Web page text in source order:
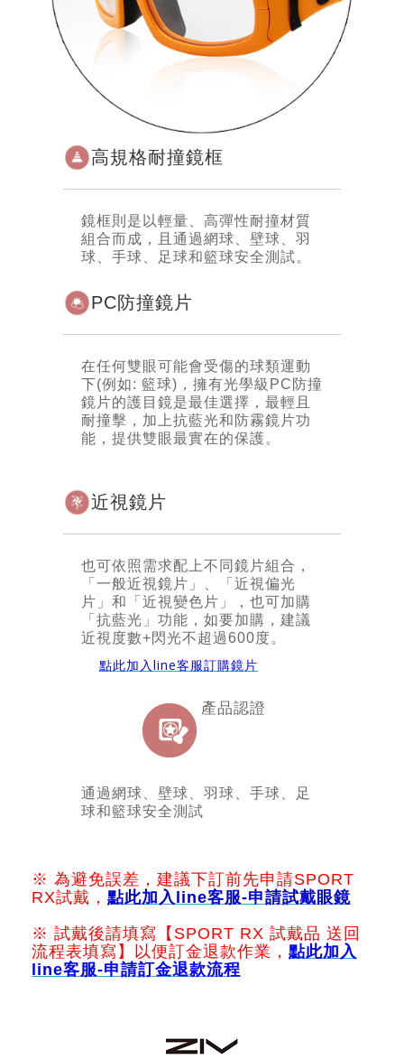
高規格耐撞鏡框
鏡框則是以輕量、高彈性耐撞材質
組合而成，且通過網球、壁球、羽
球、手球、足球和籃球安全測試。
PC防撞鏡片
在任何雙眼可能會受傷的球類運動
下(例如: 籃球)，擁有光學級PC防撞
鏡片的護目鏡是最佳選擇，最輕且
耐撞擊，加上抗藍光和防霧鏡片功
能，提供雙眼最實在的保護。
近視鏡片
也可依照需求配上不同鏡片組合，
「一般近視鏡片」、「近視偏光
片」和「近視變色片」，也可加購
「抗藍光」功能，如要加購，建議
近視度數+閃光不超過600度。
點此加入line客服訂購鏡片
產品認證
通過網球、壁球、羽球、手球、足
球和籃球安全測試
※ 為避免誤差，建議下訂前先申請SPORT
RX試戴， 點此加入line客服-申請試戴 眼鏡
※ 試戴後請填寫【SPORT RX 試戴品 送回
流程表填寫】以便訂金退款作業， 點此加入
line客服-申請訂金退款流程